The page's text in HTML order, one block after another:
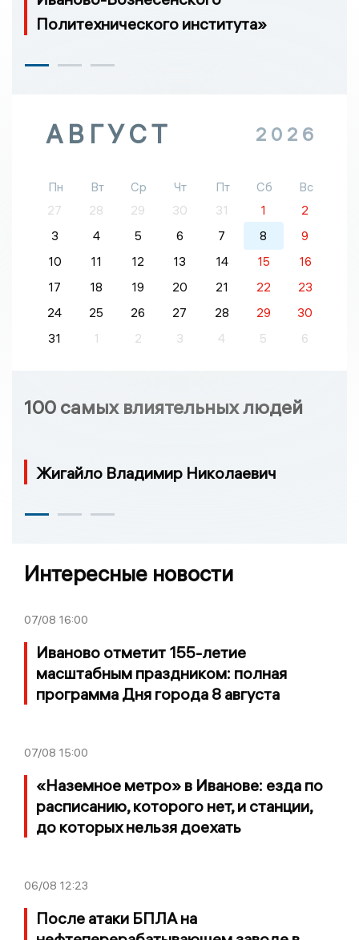
Политехнического института»
АВГУСТ 2026
Пн Вт Ср Чт Пт Сб
Вс
27
28 29 30 31 1
2
3
4 5 6 7 8
9
10
11 12 13 14 15
16
17
18 19 20 21 22
23
24
25 26 27 28 29
30
31
1 2 3 4 5 6
100 самых влиятельных людей
Жигайло Владимир Николаевич
Интересные новости
07/08 16:00
Иваново отметит 155-летие
масштабным праздником: полная
программа Дня города 8 августа
07/08 15:00
«Наземное метро» в Иванове: езда по
расписанию, которого нет, и станции,
до которых нельзя доехать
06/08 12:23
После атаки БПЛА на